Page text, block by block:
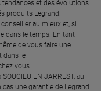
tendances et des évolutions
produits Legrand.
conseiller au mieux et, si
dans le temps. En tant
de vous faire une
dans le
vous.​
EN JARREST, au
une garantie de Legrand